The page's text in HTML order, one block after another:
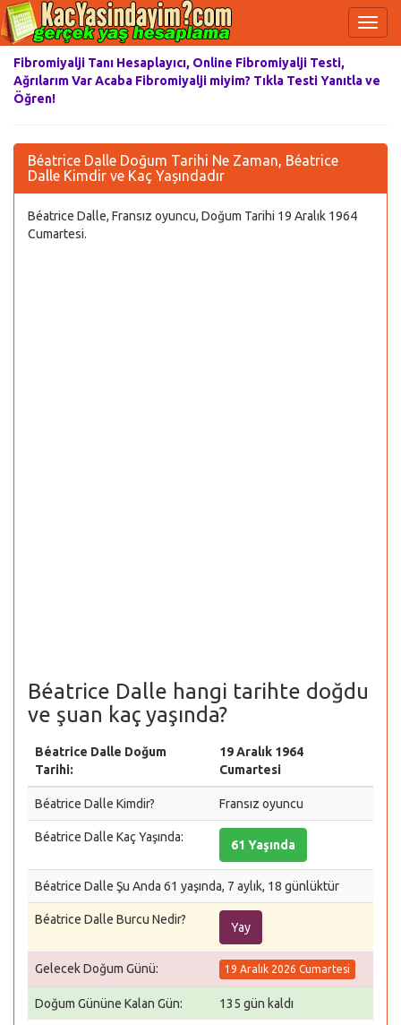
Fibromiyalji Tanı Hesaplayıcı, Online Fibromiyalji Testi,
Ağrılarım Var Acaba Fibromiyalji miyim? Tıkla Testi Yanıtla ve
Öğren!
Béatrice Dalle Doğum Tarihi Ne Zaman, Béatrice
Dalle Kimdir ve Kaç Yaşındadır
Béatrice Dalle, Fransız oyuncu, Doğum Tarihi 19 Aralık 1964
Cumartesi.
Béatrice Dalle hangi tarihte doğdu
ve şuan kaç yaşında?
Béatrice Dalle Doğum
Tarihi:
19 Aralık 1964
Cumartesi
Béatrice Dalle Kimdir? Fransız oyuncu
Béatrice Dalle Kaç Yaşında:
61 Yaşında
Béatrice Dalle Şu Anda 61 yaşında, 7 aylık, 18 günlüktür
Béatrice Dalle Burcu Nedir?
Yay
Gelecek Doğum Günü: 19 Aralık 2026 Cumartesi
Doğum Gününe Kalan Gün: 135 gün kaldı